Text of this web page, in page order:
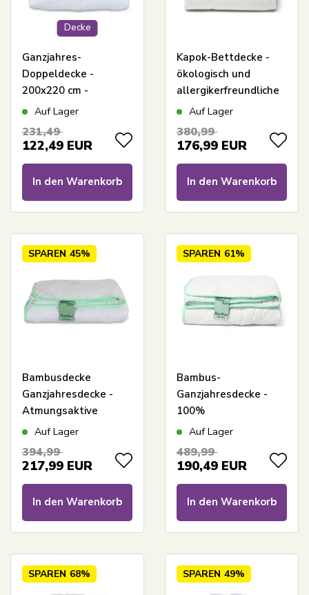
Decke
Ganzjahres-
Doppeldecke -
200x220 cm -
Allergikerfreundliche
Fiberdun - Fiberdun
Auf Lager
231,49
122,49 EUR
In den Warenkorb
Kapok-Bettdecke -
ökologisch und
allergikerfreundliche
Ganzjahresdecke mit
200x220 cm - Nature
Auf Lager
380,99
176,99 EUR
In den Warenkorb
SPAREN 45%
Bambusdecke
Ganzjahresdecke -
Atmungsaktive
Bambusdecke -
By Borg Bambusdecke
Auf Lager
394,99
217,99 EUR
In den Warenkorb
SPAREN 61%
Bambus-
Ganzjahresdecke -
100%
allergikerfreundliche
200x220 cm - Nature
Auf Lager
489,99
190,49 EUR
In den Warenkorb
SPAREN 68% SPAREN 49%